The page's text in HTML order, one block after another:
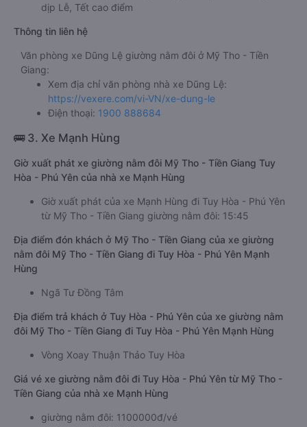
dịp Lễ, Tết cao điểm
Thông tin liên hệ
Văn phòng xe Dũng Lệ giường nằm đôi ở Mỹ Tho - Tiền
Giang:
Xem địa chỉ văn phòng nhà xe Dũng Lệ:
https://vexere.com/vi-VN/xe-dung-le
Điện thoại: 1900 888684
🚌 3. Xe Mạnh Hùng
Giờ xuất phát xe giường nằm đôi Mỹ Tho - Tiền Giang Tuy
Hòa - Phú Yên của nhà xe Mạnh Hùng
Giờ xuất phát của xe Mạnh Hùng đi Tuy Hòa - Phú Yên
từ Mỹ Tho - Tiền Giang giường nằm đôi: 15:45
Địa điểm đón khách ở Mỹ Tho - Tiền Giang của xe giường
nằm đôi Mỹ Tho - Tiền Giang đi Tuy Hòa - Phú Yên Mạnh
Hùng
Ngã Tư Đồng Tâm
Địa điểm trả khách ở Tuy Hòa - Phú Yên của xe giường nằm
đôi Mỹ Tho - Tiền Giang đi Tuy Hòa - Phú Yên Mạnh Hùng
Vòng Xoay Thuận Thảo Tuy Hòa
Giá vé xe giường nằm đôi đi Tuy Hòa - Phú Yên từ Mỹ Tho -
Tiền Giang của nhà xe Mạnh Hùng
giường nằm đôi: 1100000đ/vé